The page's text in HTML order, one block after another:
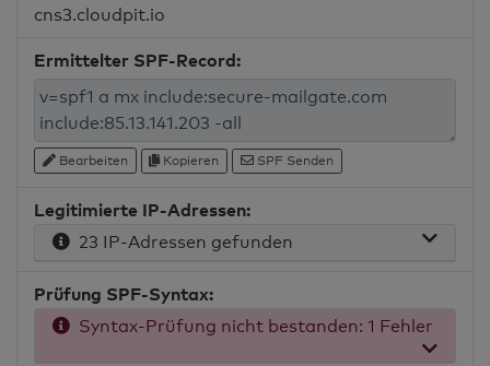
cns3.cloudpit.io
Ermittelter SPF-Record:
Bearbeiten Kopieren SPF Senden
Legitimierte IP-Adressen:
23 IP-Adressen gefunden
Prüfung SPF-Syntax:
Syntax-Prüfung nicht bestanden: 1 Fehler